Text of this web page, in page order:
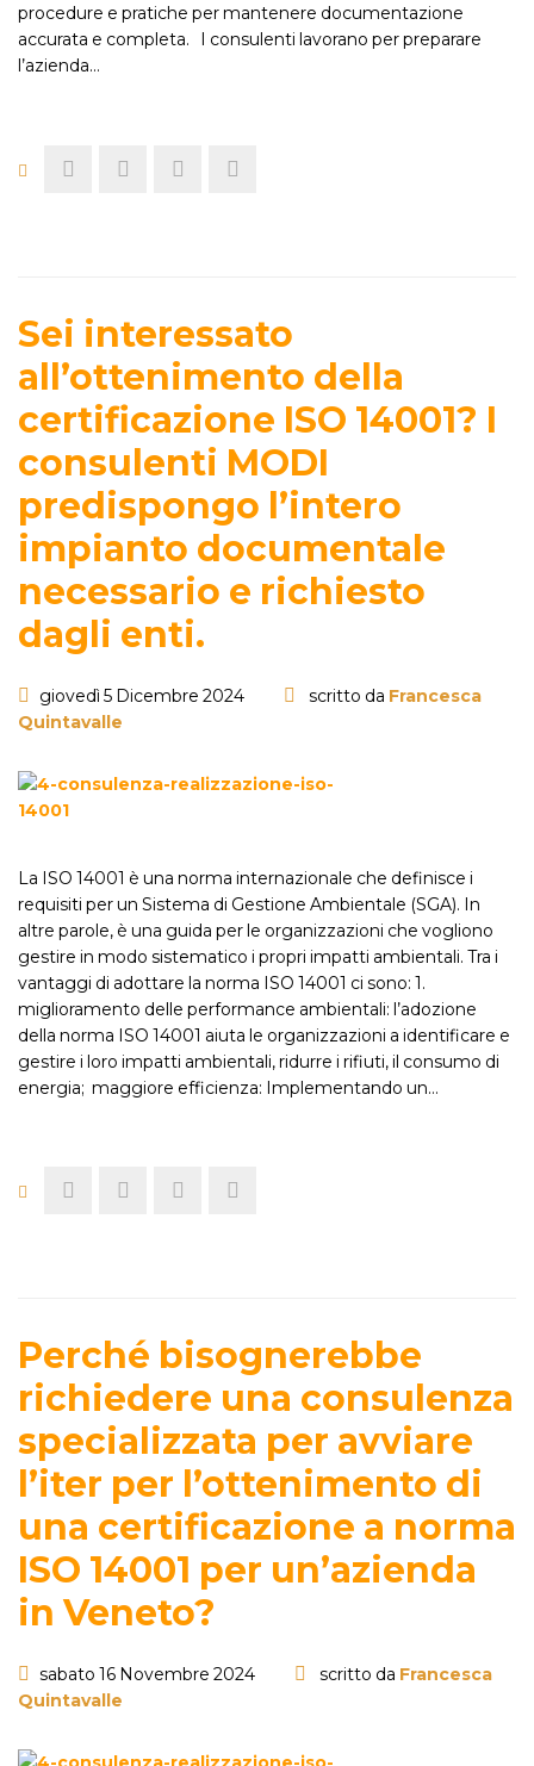
procedure e pratiche per mantenere documentazione
accurata e completa. I consulenti lavorano per preparare
l’azienda…
Sei interessato
all’ottenimento della
certificazione ISO 14001? I
consulenti MODI
predispongo l’intero
impianto documentale
necessario e richiesto
dagli enti.
giovedì 5 Dicembre 2024 scritto da Francesca
Quintavalle
La ISO 14001 è una norma internazionale che definisce i
requisiti per un Sistema di Gestione Ambientale (SGA). In
altre parole, è una guida per le organizzazioni che vogliono
gestire in modo sistematico i propri impatti ambientali. Tra i
vantaggi di adottare la norma ISO 14001 ci sono: 1.
miglioramento delle performance ambientali: l’adozione
della norma ISO 14001 aiuta le organizzazioni a identificare e
gestire i loro impatti ambientali, ridurre i rifiuti, il consumo di
energia; maggiore efficienza: Implementando un…
Perché bisognerebbe
richiedere una consulenza
specializzata per avviare
l’iter per l’ottenimento di
una certificazione a norma
ISO 14001 per un’azienda
in Veneto?
sabato 16 Novembre 2024 scritto da Francesca
Quintavalle